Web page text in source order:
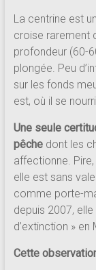
La centrine est
croise rarement
profondeur (60-
plongée. Peu
sur les fonds
est, où il se
Une seule
pêchedont les
affectionne.
elle est sans
comme porte-
depuis 2007,
d’extinction » en
Cette